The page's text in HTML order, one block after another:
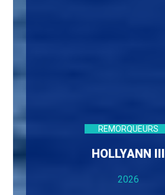
REMORQUEURS
HOLLYANN III
2026